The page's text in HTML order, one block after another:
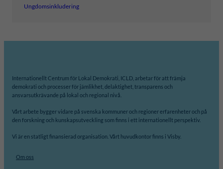
Ungdomsinkludering
Internationellt Centrum för Lokal Demokrati, ICLD, arbetar för att främja
demokrati och processer för jämlikhet, delaktighet, transparens och
ansvarsutkrävande på lokal och regional nivå.
Vårt arbete bygger vidare på svenska kommuner och regioner erfarenheter och på
den forskning och kunskapsutveckling som finns i ett internationellt perspektiv.
Vi är en statligt finansierad organisation. Vårt huvudkontor finns i Visby.
Om oss